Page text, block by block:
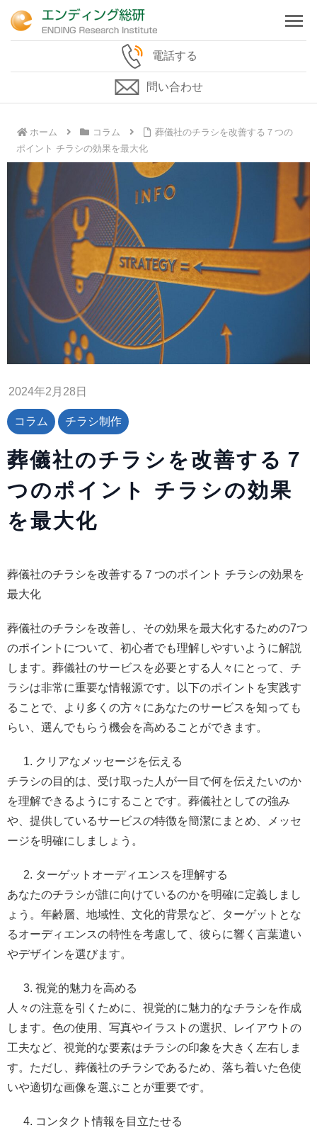
電話する
問い合わせ
ホーム コラム
葬儀社のチラシを改善する７つの
ポイント チラシの効果を最大化
2024年2月28日
コラム チラシ制作
葬儀社のチラシを改善する７
つのポイント チラシの効果
を最大化
葬儀社のチラシを改善する７つのポイント チラシの効果を
最大化
葬儀社のチラシを改善し、その効果を最大化するための7つ
のポイントについて、初心者でも理解しやすいように解説
します。葬儀社のサービスを必要とする人々にとって、チ
ラシは非常に重要な情報源です。以下のポイントを実践す
ることで、より多くの方々にあなたのサービスを知っても
らい、選んでもらう機会を高めることができます。
クリアなメッセージを伝える
チラシの目的は、受け取った人が一目で何を伝えたいのか
を理解できるようにすることです。葬儀社としての強み
や、提供しているサービスの特徴を簡潔にまとめ、メッセ
ージを明確にしましょう。
ターゲットオーディエンスを理解する
あなたのチラシが誰に向けているのかを明確に定義しまし
ょう。年齢層、地域性、文化的背景など、ターゲットとな
るオーディエンスの特性を考慮して、彼らに響く言葉遣い
やデザインを選びます。
視覚的魅力を高める
人々の注意を引くために、視覚的に魅力的なチラシを作成
します。色の使用、写真やイラストの選択、レイアウトの
工夫など、視覚的な要素はチラシの印象を大きく左右しま
す。ただし、葬儀社のチラシであるため、落ち着いた色使
いや適切な画像を選ぶことが重要です。
コンタクト情報を目立たせる